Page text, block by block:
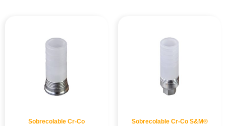
Sobrecolable Cr-Co
Sobrecolable Cr-Co S&M®